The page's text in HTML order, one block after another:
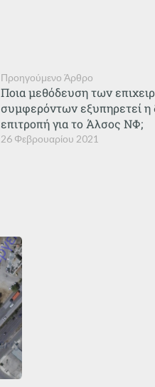
Προηγούμενο Άρθρο
26 Φεβρουαρίου 2021
Ποια μεθόδευση των
συμφερόντων εξυπηρετεί η
επιτροπή για το Άλσος ΝΦ;